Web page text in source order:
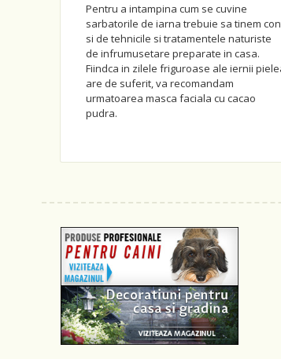
Pentru a intampina cum se cuvine
sarbatorile de iarna trebuie sa tinem
si de tehnicile si tratamentele naturiste
de infrumusetare preparate in casa.
Fiindca in zilele friguroase ale iernii
are de suferit, va recomandam
urmatoarea masca faciala cu cacao
pudra.